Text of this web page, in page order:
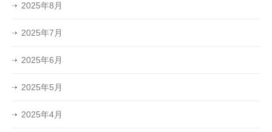
2025年8月
2025年7月
2025年6月
2025年5月
2025年4月